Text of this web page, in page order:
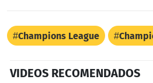
Champions League
VIDEOS RECOMENDADOS